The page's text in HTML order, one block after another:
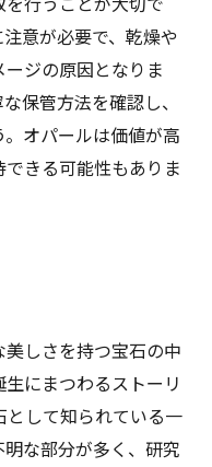
意が必要で、乾燥や
ジの原因となりま
保管方法を確認し、
オパールは価値が高
きる可能性もありま
しさを持つ宝石の中
にまつわるストーリ
として知られている一
な部分が多く、研究